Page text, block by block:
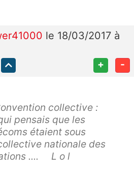
le 18/03/2017 à
+ -
collective :
pensais que les
étaient sous
nationale des
.... L o l